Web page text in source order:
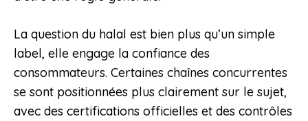
La question du halal est bien plus qu’un simple
label, elle engage la confiance des
consommateurs. Certaines chaînes concurrentes
se sont positionnées plus clairement sur le sujet,
avec des certifications officielles et des contrôles